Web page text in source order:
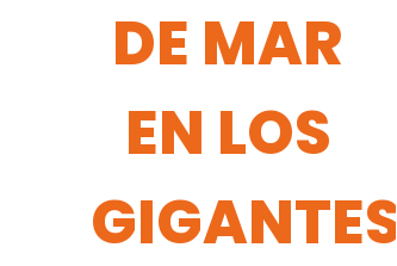
DE MAR
EN LOS
GIGANTES